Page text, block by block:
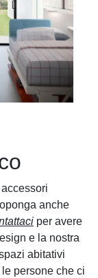
anche
per avere
e la nostra
abitativi
persone che ci